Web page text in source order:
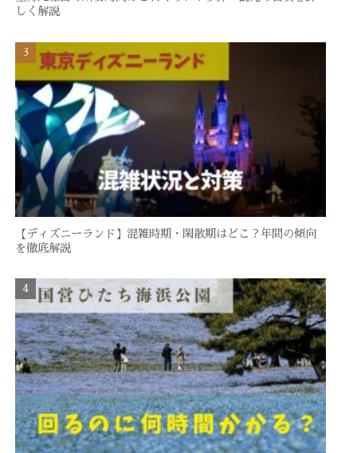
しく解説
【ディズニーランド】混雑時期・閑散期はどこ？年間の傾向
を徹底解説